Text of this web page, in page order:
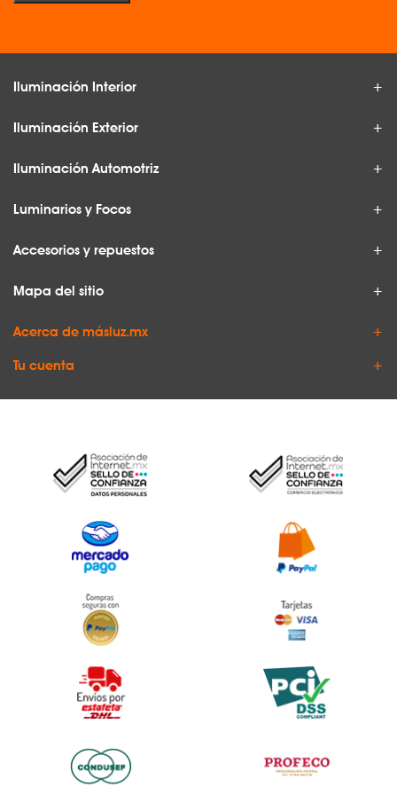
Iluminación Interior
Iluminación Exterior
Iluminación Automotriz
Luminarios y Focos
Accesorios y repuestos
Mapa del sitio
Acerca de másluz.mx
Tu cuenta